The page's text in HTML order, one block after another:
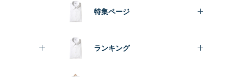
特集ページ
ランキング